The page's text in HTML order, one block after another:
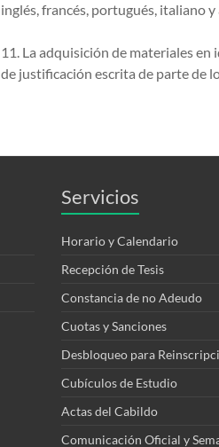
inglés, francés, portugués, italiano y
11. La adquisición de materiales
de justificación escrita de parte de
Servicios
Horario y Calendario
Recepción de Tesis
Constancia de no Adeudo
Cuotas y Sanciones
Desbloqueo para
Cubículos de Estudio
Actas del Cabildo
Comunicación Oficial y